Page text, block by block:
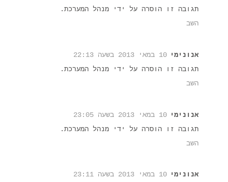
תגובה זו הוסרה על ידי מנהל המערכת.
השב
אנונימי 10 במאי 2013 בשעה 22:13
תגובה זו הוסרה על ידי מנהל המערכת.
השב
אנונימי 10 במאי 2013 בשעה 23:05
תגובה זו הוסרה על ידי מנהל המערכת.
השב
אנונימי 10 במאי 2013 בשעה 23:11